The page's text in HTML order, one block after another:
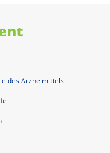
des Arzneimittels